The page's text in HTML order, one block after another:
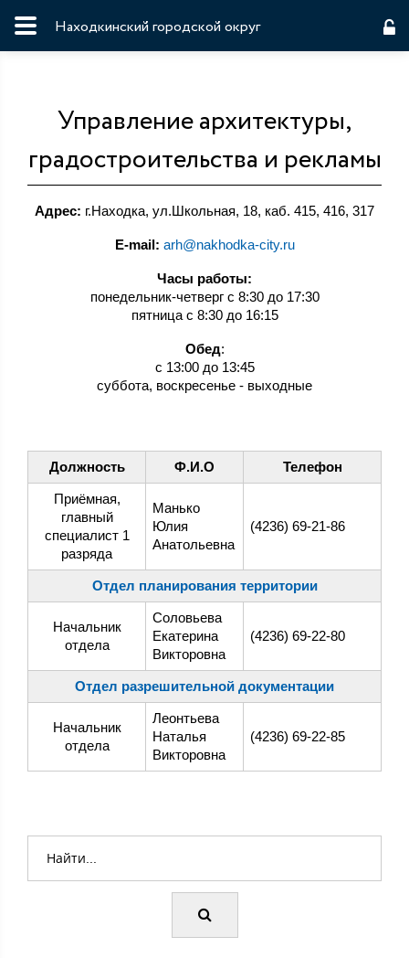
Находкинский городской округ
Управление архитектуры,
градостроительства и рекламы
Адрес: г.Находка, ул.Школьная, 18, каб. 415, 416, 317
E-mail: arh@nakhodka-city.ru
Часы работы:
понедельник-четверг с 8:30 до 17:30
пятница с 8:30 до 16:15
Обед:
с 13:00 до 13:45
суббота, воскресенье - выходные
Должность Ф.И.О Телефон
Приёмная,
главный
специалист 1
разряда
Манько
Юлия
Анатольевна
(4236) 69-21-86
Отдел планирования территории
Начальник
отдела
Соловьева
Екатерина
Викторовна
(4236) 69-22-80
Отдел разрешительной документации
Начальник
отдела
Леонтьева
Наталья
Викторовна
(4236) 69-22-85